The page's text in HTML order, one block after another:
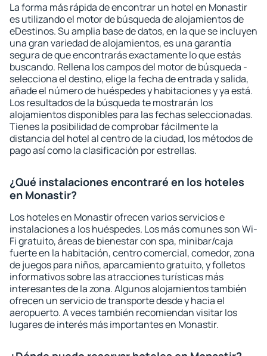
La forma más rápida de encontrar un hotel en Monastir
es utilizando el motor de búsqueda de alojamientos de
eDestinos. Su amplia base de datos, en la que se incluyen
una gran variedad de alojamientos, es una garantía
segura de que encontrarás exactamente lo que estás
buscando. Rellena los campos del motor de búsqueda -
selecciona el destino, elige la fecha de entrada y salida,
añade el número de huéspedes y habitaciones y ya está.
Los resultados de la búsqueda te mostrarán los
alojamientos disponibles para las fechas seleccionadas.
Tienes la posibilidad de comprobar fácilmente la
distancia del hotel al centro de la ciudad, los métodos de
pago así como la clasificación por estrellas.
¿Qué instalaciones encontraré en los hoteles
en Monastir?
Los hoteles en Monastir ofrecen varios servicios e
instalaciones a los huéspedes. Los más comunes son Wi-
Fi gratuito, áreas de bienestar con spa, minibar/caja
fuerte en la habitación, centro comercial, comedor, zona
de juegos para niños, aparcamiento gratuito, y folletos
informativos sobre las atracciones turísticas más
interesantes de la zona. Algunos alojamientos también
ofrecen un servicio de transporte desde y hacia el
aeropuerto. A veces también recomiendan visitar los
lugares de interés más importantes en Monastir.